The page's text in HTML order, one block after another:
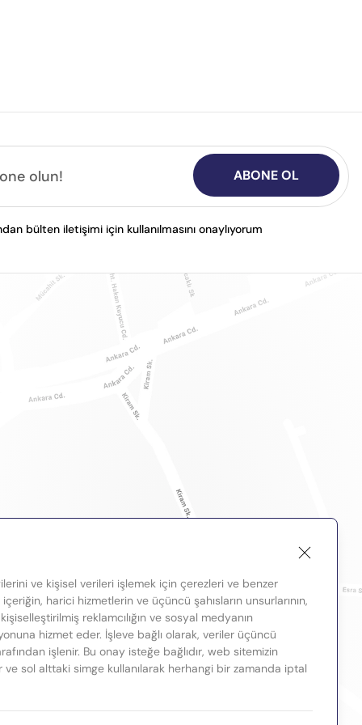
ABONE OL
bülten iletişimi için kullanılmasını onaylıyorum
ve kişisel verileri işlemek için çerezleri ve benzer
harici hizmetlerin ve üçüncü şahısların unsurlarının,
reklamcılığın ve sosyal medyanın
hizmet eder. İşleve bağlı olarak, veriler üçüncü
işlenir. Bu onay isteğe bağlıdır, web sitemizin
ve sol alttaki simge kullanılarak herhangi bir zamanda iptal